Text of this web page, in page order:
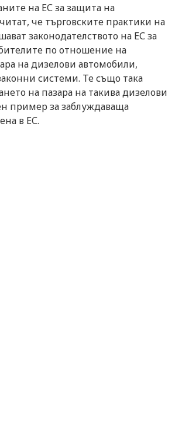
на ЕС за защита на
че търговските практики на
законодателството на ЕС за
по отношение на
на дизелови автомобили,
системи. Те също така
на пазара на такива дизелови
пример за заблуждаваща
в ЕС.